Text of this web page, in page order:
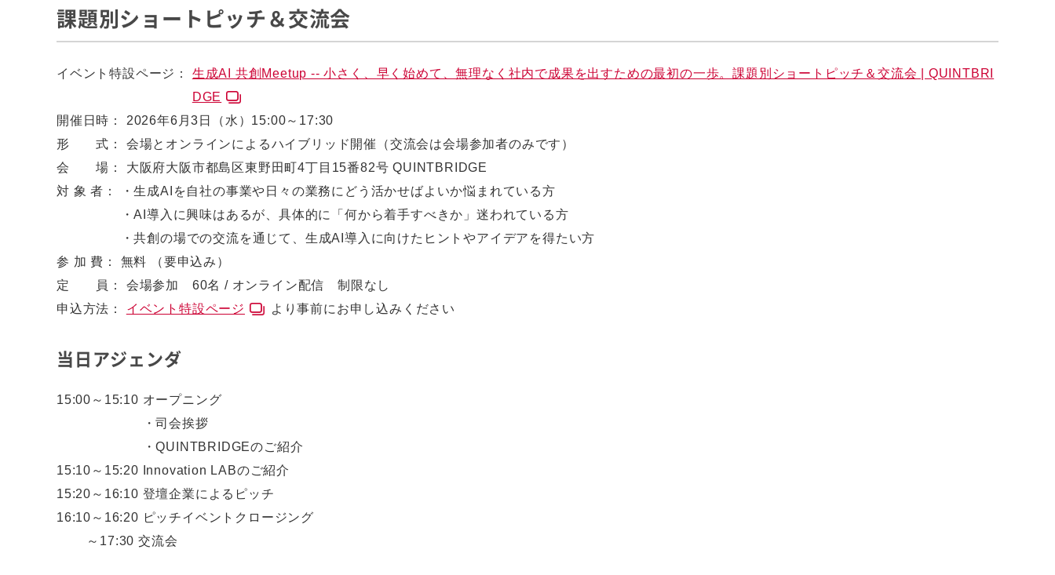
課題別ショートピッチ＆交流会
イベント特設ページ：
生成AI 共創Meetup -- 小さく、早く始めて、無理なく社内で成果を出すための最初の一歩。課題別ショートピッチ＆交流会 | QUINTBRI
DGE
開催日時：
2026年6月3日（水）15:00～17:30
形 式：
会場とオンラインによるハイブリッド開催（交流会は会場参加者のみです）
会 場：
大阪府大阪市都島区東野田町4丁目15番82号 QUINTBRIDGE
対 象 者：
・生成AIを自社の事業や日々の業務にどう活かせばよいか悩まれている方
・AI導入に興味はあるが、具体的に「何から着手すべきか」迷われている方
・共創の場での交流を通じて、生成AI導入に向けたヒントやアイデアを得たい方
参 加 費：
無料 （要申込み）
定 員：
会場参加 60名 / オンライン配信 制限なし
申込方法：
イベント特設ページ より事前にお申し込みください
当日アジェンダ
15:00～15:10 オープニング
・司会挨拶
・QUINTBRIDGEのご紹介
15:10～15:20
Innovation LABのご紹介
15:20～16:10 登壇企業によるピッチ
16:10～16:20 ピッチイベントクロージング
～17:30 交流会